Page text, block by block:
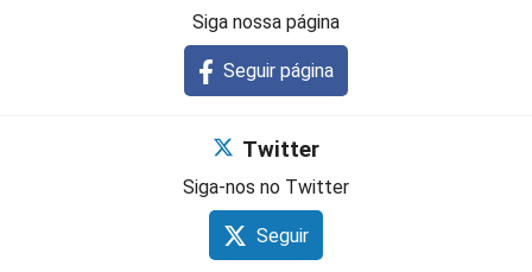
Siga nossa página
Seguir página
Twitter
Siga-nos no Twitter
Seguir